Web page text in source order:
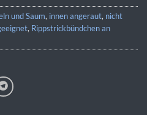
und Saum, innen angeraut, nicht
, Rippstrickbündchen an